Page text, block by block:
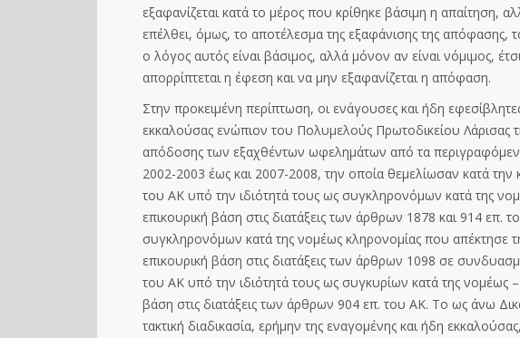
εξαφανίζεται κατά το μέρος που κρίθηκε βάσιμη η απαίτηση,
επέλθει, όμως, το αποτέλεσμα της εξαφάνισης της απόφασης,
ο λόγος αυτός είναι βάσιμος, αλλά μόνον αν είναι νόμιμος,
απορρίπτεται η έφεση και να μην εξαφανίζεται η απόφαση.
Στην προκειμένη περίπτωση, οι ενάγουσες και ήδη
εκκαλούσας ενώπιον του Πολυμελούς Πρωτοδικείου Λάρισας
απόδοσης των εξαχθέντων ωφελημάτων από τα περιγραφόμενα
2002-2003 έως και 2007-2008, την οποία θεμελίωσαν κατά
του ΑΚ υπό την ιδιότητά τους ως συγκληρονόμων κατά της
επικουρική βάση στις διατάξεις των άρθρων 1878 και 914 επ.
συγκληρονόμων κατά της νομέως κληρονομίας που απέκτησε
επικουρική βάση στις διατάξεις των άρθρων 1098 σε
του ΑΚ υπό την ιδιότητά τους ως συγκυρίων κατά της νομέως –
βάση στις διατάξεις των άρθρων 904 επ. του ΑΚ. Το ως άνω
τακτική διαδικασία, ερήμην της εναγομένης και ήδη